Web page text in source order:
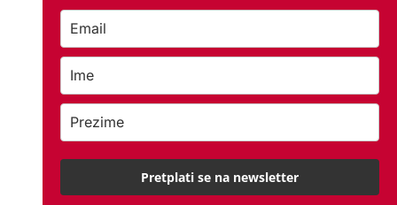
Pretplati se na newsletter